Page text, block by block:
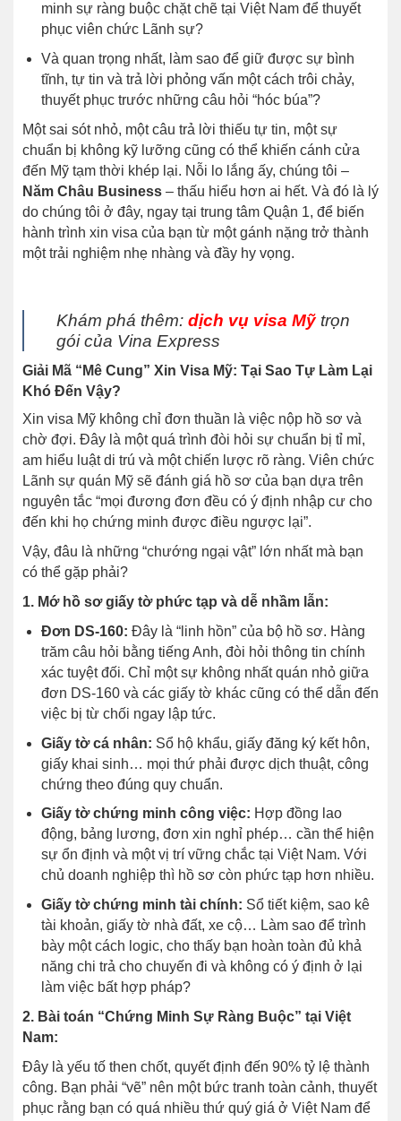
minh sự ràng buộc chặt chẽ tại Việt Nam để thuyết
phục viên chức Lãnh sự?
Và quan trọng nhất, làm sao để giữ được sự bình
tĩnh, tự tin và trả lời phỏng vấn một cách trôi chảy,
thuyết phục trước những câu hỏi “hóc búa”?
Một sai sót nhỏ, một câu trả lời thiếu tự tin, một sự
chuẩn bị không kỹ lưỡng cũng có thể khiến cánh cửa
đến Mỹ tạm thời khép lại. Nỗi lo lắng ấy, chúng tôi –
Năm Châu Business – thấu hiểu hơn ai hết. Và đó là lý
do chúng tôi ở đây, ngay tại trung tâm Quận 1, để biến
hành trình xin visa của bạn từ một gánh nặng trở thành
một trải nghiệm nhẹ nhàng và đầy hy vọng.
Khám phá thêm: dịch vụ visa Mỹtrọn
gói của Vina Express
Giải Mã “Mê Cung” Xin Visa Mỹ: Tại Sao Tự Làm Lại
Khó Đến Vậy?
Xin visa Mỹ không chỉ đơn thuần là việc nộp hồ sơ và
chờ đợi. Đây là một quá trình đòi hỏi sự chuẩn bị tỉ mỉ,
am hiểu luật di trú và một chiến lược rõ ràng. Viên chức
Lãnh sự quán Mỹ sẽ đánh giá hồ sơ của bạn dựa trên
nguyên tắc “mọi đương đơn đều có ý định nhập cư cho
đến khi họ chứng minh được điều ngược lại”.
Vậy, đâu là những “chướng ngại vật” lớn nhất mà bạn
có thể gặp phải?
1. Mớ hồ sơ giấy tờ phức tạp và dễ nhầm lẫn:
Đơn DS-160: Đây là “linh hồn” của bộ hồ sơ. Hàng
trăm câu hỏi bằng tiếng Anh, đòi hỏi thông tin chính
xác tuyệt đối. Chỉ một sự không nhất quán nhỏ giữa
đơn DS-160 và các giấy tờ khác cũng có thể dẫn đến
việc bị từ chối ngay lập tức.
Giấy tờ cá nhân: Sổ hộ khẩu, giấy đăng ký kết hôn,
giấy khai sinh… mọi thứ phải được dịch thuật, công
chứng theo đúng quy chuẩn.
Giấy tờ chứng minh công việc: Hợp đồng lao
động, bảng lương, đơn xin nghỉ phép… cần thể hiện
sự ổn định và một vị trí vững chắc tại Việt Nam. Với
chủ doanh nghiệp thì hồ sơ còn phức tạp hơn nhiều.
Giấy tờ chứng minh tài chính: Sổ tiết kiệm, sao kê
tài khoản, giấy tờ nhà đất, xe cộ… Làm sao để trình
bày một cách logic, cho thấy bạn hoàn toàn đủ khả
năng chi trả cho chuyến đi và không có ý định ở lại
làm việc bất hợp pháp?
2. Bài toán “Chứng Minh Sự Ràng Buộc” tại Việt
Nam:
Đây là yếu tố then chốt, quyết định đến 90% tỷ lệ thành
công. Bạn phải “vẽ” nên một bức tranh toàn cảnh, thuyết
phục rằng bạn có quá nhiều thứ quý giá ở Việt Nam để